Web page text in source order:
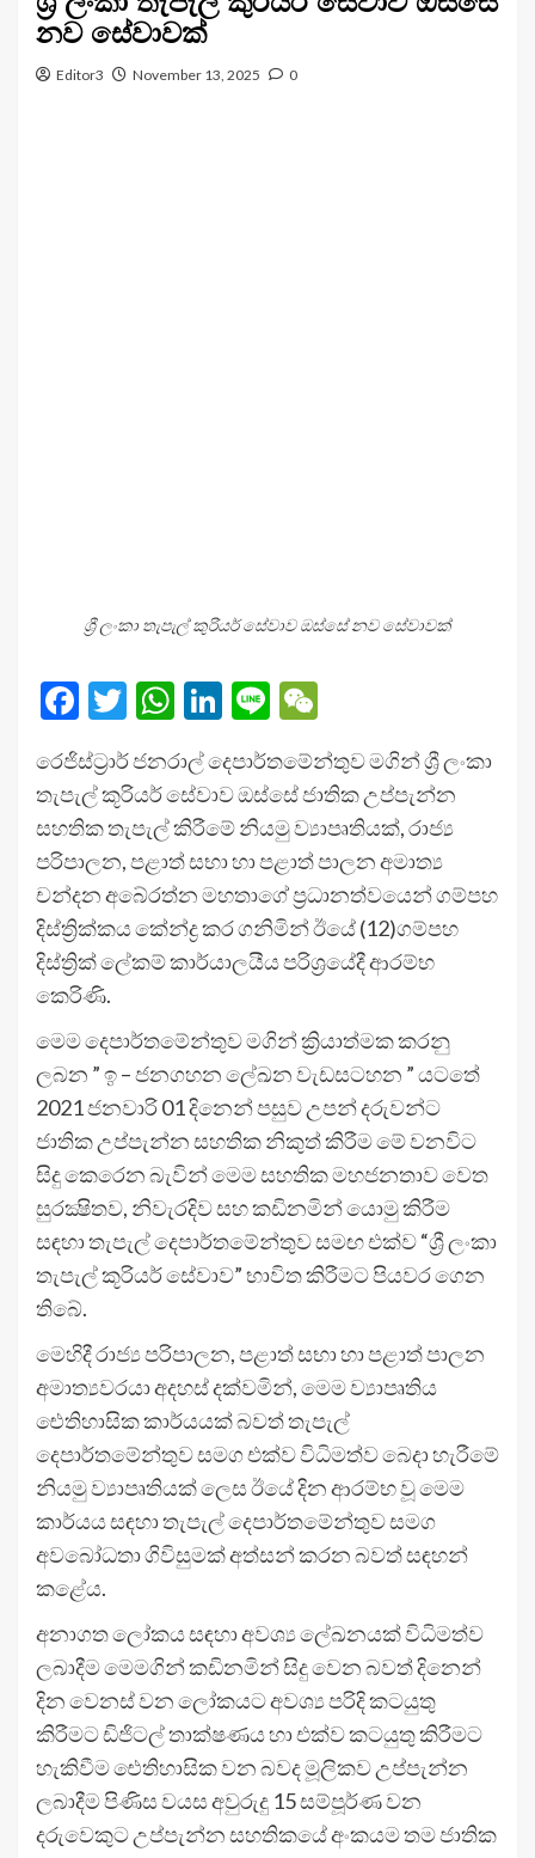
නව සේවාවක්
Editor3 November 13, 2025 0
ශ්‍රී ලංකා තැපැල් කුරියර් සේවාව ඔස්සේ නව සේවාවක්
Facebook
Twitter
WhatsApp
LinkedIn
Line
රෙජිස්ට්‍රාර් ජනරාල් දෙපාර්තමේන්තුව මගින් ශ්‍රී ලංකා
තැපැල් කූරියර් සේවාව ඔස්සේ ජාතික උප්පැන්න
සහතික තැපැල් කිරීමේ නියමු ව්‍යාපෘතියක්, රාජ්‍ය
පරිපාලන, පළාත් සභා හා පළාත් පාලන අමාත්‍ය
චන්දන අබේරත්න මහතාගේ ප්‍රධානත්වයෙන් ගම්පහ
දිස්ත්‍රික්කය කේන්ද්‍ර කර ගනිමින් ඊයේ (12)ගම්පහ
දිස්ත්‍රික් ලේකම් කාර්යාලයීය පරිශ්‍රයේදී ආරම්භ
කෙරිණි.
මෙම දෙපාර්තමේන්තුව මගින් ක්‍රියාත්මක කරනු
ලබන ” ඉ – ජනගහන ලේඛන වැඩසටහන ” යටතේ
2021 ජනවාරි 01 දිනෙන් පසුව උපන් දරුවන්ට
ජාතික උප්පැන්න සහතික නිකුත් කිරීම මේ වනවිට
සිදු කෙරෙන බැවින් මෙම සහතික මහජනතාව වෙත
සුරක්‍ෂිතව, නිවැරදිව සහ කඩිනමින් යොමු කිරීම
සඳහා තැපැල් දෙපාර්තමේන්තුව සමඟ එක්ව “ශ්‍රී ලංකා
තැපැල් කූරියර් සේවාව” භාවිත කිරීමට පියවර ගෙන
තිබේ.
මෙහිදී රාජ්‍ය පරිපාලන, පළාත් සභා හා පළාත් පාලන
අමාත්‍යවරයා අදහස් දක්වමින්, මෙම ව්‍යාපෘතිය
ඓතිහාසික කාර්යයක් බවත් තැපැල්
දෙපාර්තමේන්තුව සමග එක්ව විධිමත්ව බෙදා හැරීමේ
නියමු ව්‍යාපෘතියක් ලෙස ඊයේ දින ආරම්භ වූ මෙම
කාර්යය සඳහා තැපැල් දෙපාර්තමේන්තුව සමග
අවබෝධතා ගිවිසුමක් අත්සන් කරන බවත් සඳහන්
කළේය.
අනාගත ලෝකය සඳහා අවශ්‍ය ලේඛනයක් විධිමත්ව
ලබාදීම මෙමගින් කඩිනමින් සිදු වෙන බවත් දිනෙන්
දින වෙනස් වන ලෝකයට අවශ්‍ය පරිදි කටයුතු
කිරීමට ඩිජිටල් තාක්ෂණය හා එක්ව කටයුතු කිරීමට
හැකිවීම ඓතිහාසික වන බවද මූලිකව උප්පැන්න
ලබාදීම පිණිස වයස අවුරුදු 15 සම්පූර්ණ වන
දරුවෙකුට උප්පැන්න සහතිකයේ අංකයම තම ජාතික